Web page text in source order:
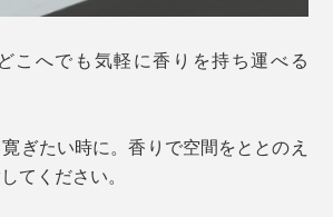
こへでも気軽に香りを持ち運べる
ぎたい時に。香りで空間をととのえ
てください。